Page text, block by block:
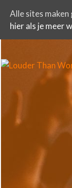
Alle sites maken
hier als je meer